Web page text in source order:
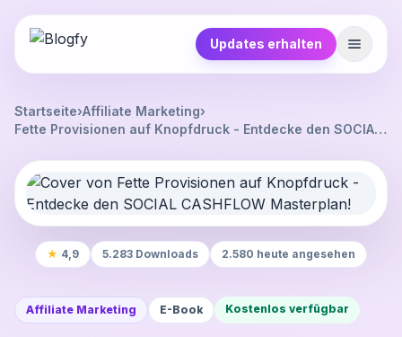
Updates erhalten
Startseite›Affiliate Marketing›
Fette Provisionen auf Knopfdruck - Entdecke den SOCIAL
★ 4,9 5.283 Downloads 2.580 heute angesehen
Affiliate Marketing E-Book Kostenlos verfügbar